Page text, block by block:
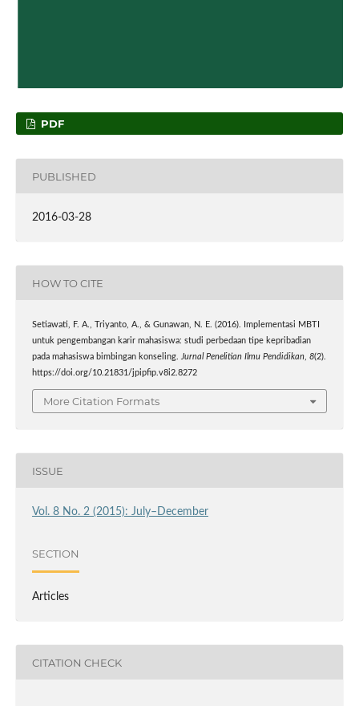
PDF
PUBLISHED
2016-03-28
HOW TO CITE
Setiawati, F. A., Triyanto, A., & Gunawan, N. E. (2016). Implementasi MBTI
untuk pengembangan karir mahasiswa: studi perbedaan tipe kepribadian
pada mahasiswa bimbingan konseling.
Jurnal Penelitian Ilmu Pendidikan, 8(2).
https://doi.org/10.21831/jpipfip.v8i2.8272
More Citation Formats
ISSUE
Vol. 8 No. 2 (2015): July–December
SECTION
Articles
CITATION CHECK